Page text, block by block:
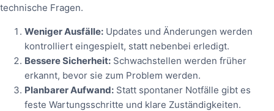
technische Fragen.
Weniger Ausfälle: Updates und Änderungen werden
kontrolliert eingespielt, statt nebenbei erledigt.
Bessere Sicherheit: Schwachstellen werden früher
erkannt, bevor sie zum Problem werden.
Planbarer Aufwand: Statt spontaner Notfälle gibt es
feste Wartungsschritte und klare Zuständigkeiten.